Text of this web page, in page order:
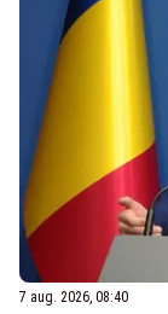
7 aug. 2026, 08:40